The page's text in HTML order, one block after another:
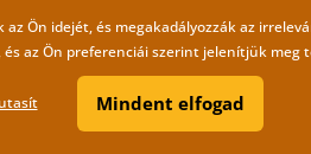
© Dovido.hu.WebdesignLitvanyi.sk
Ön idejét, és megakadályozzák az
az Ön preferenciái szerint jelenítjük meg
Mindent elfogad